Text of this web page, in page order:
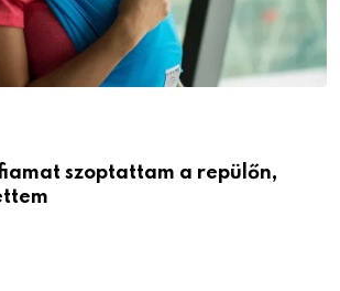
szoptattam a repülőn,